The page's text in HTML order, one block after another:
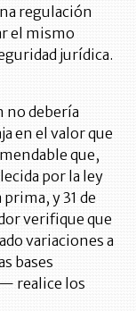
regulación
el mismo
jurídica.
no debería
en el valor que
que,
por la ley
y 31 de
verifique que
variaciones a
bases
realice los